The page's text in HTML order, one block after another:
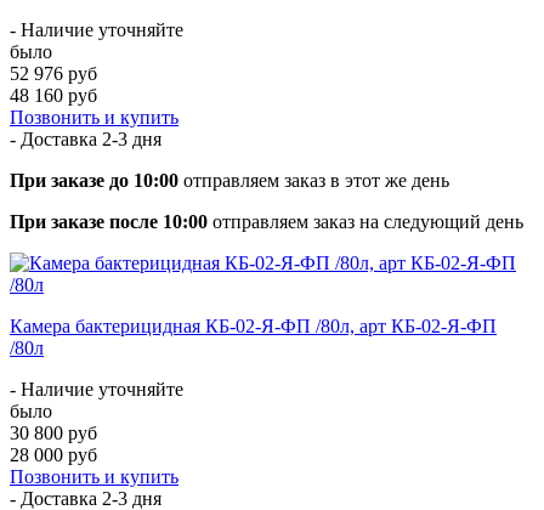
- Наличие уточняйте
было
52 976 руб
48 160 руб
Позвонить и купить
- Доставка 2-3 дня
При заказе до 10:00 отправляем заказ в этот же день
При заказе после 10:00 отправляем заказ на следующий день
Камера бактерицидная КБ-02-Я-ФП /80л, арт КБ-02-Я-ФП
/80л
- Наличие уточняйте
было
30 800 руб
28 000 руб
Позвонить и купить
- Доставка 2-3 дня